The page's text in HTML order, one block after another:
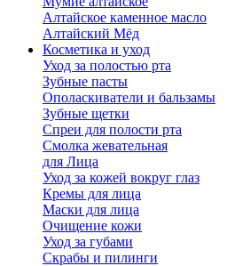
Алтайское каменное масло
Алтайский Мёд
Косметика и уход
Уход за полостью рта
Зубные пасты
Ополаскиватели и бальзамы
Зубные щетки
Спреи для полости рта
Смолка жевательная
для Лица
Уход за кожей вокруг глаз
Кремы для лица
Маски для лица
Очищение кожи
Уход за губами
Скрабы и пилинги